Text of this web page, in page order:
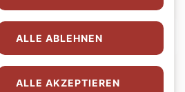
ALLE ABLEHNEN
ALLE AKZEPTIEREN